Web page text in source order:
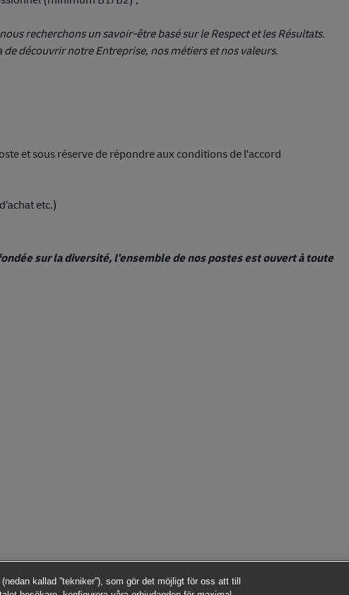
recherchons un savoir-être basé sur le Respect et les Résultats.
découvrir notre Entreprise, nos métiers et nos valeurs.
et sous réserve de répondre aux conditions de l'accord
etc.)
sur la diversité, l'ensemble de nos postes est ouvert à toute
kallad ”tekniker”), som gör det möjligt för oss att till